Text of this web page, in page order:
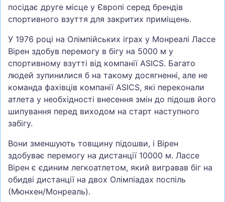
посідає друге місце у Європі серед брендів
спортивного взуття для закритих приміщень.
У 1976 році на Олімпійських іграх у Монреалі Лассе
Вірен здобув перемогу в бігу на 5000 м у
спортивному взутті від компанії ASICS. Багато
людей зупинилися б на такому досягненні, але не
команда фахівців компанії ASICS, які переконали
атлета у необхідності внесення змін до підошв його
шипування перед виходом на старт наступного
забігу.
Вони зменшують товщину підошви, і Вірен
здобуває перемогу на дистанції 10000 м. Лассе
Вірен є єдиним легкоатлетом, який вигравав біг на
обидві дистанції на двох Олімпіадах поспіль
(Мюнхен/Монреаль).